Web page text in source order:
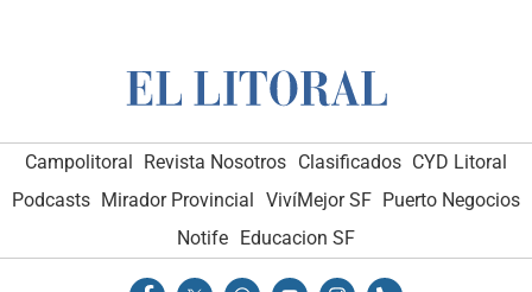
Campolitoral Revista Nosotros Clasificados CYD Litoral
Podcasts Mirador Provincial VivíMejor SF Puerto Negocios
Notife Educacion SF